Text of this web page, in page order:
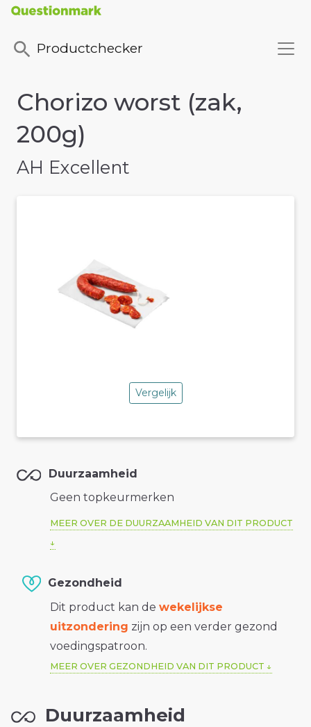
Productchecker
Chorizo worst (zak,
200g)
AH Excellent
Vergelijk
Duurzaamheid
Geen topkeurmerken
MEER OVER DE DUURZAAMHEID VAN DIT PRODUCT
Gezondheid
Dit product kan de wekelijkse
uitzondering zijn op een verder gezond
voedingspatroon.
MEER OVER GEZONDHEID VAN DIT PRODUCT
Duurzaamheid